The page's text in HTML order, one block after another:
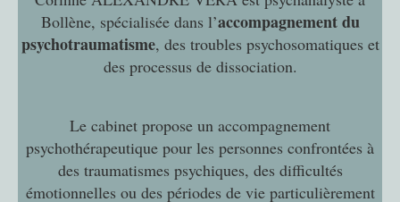
Bollène, spécialisée dans l’accompagnement du
psychotraumatisme, des troubles psychosomatiques et
des processus de dissociation.
Le cabinet propose un accompagnement
psychothérapeutique pour les personnes confrontées à
des traumatismes psychiques, des difficultés
émotionnelles ou des périodes de vie particulièrement